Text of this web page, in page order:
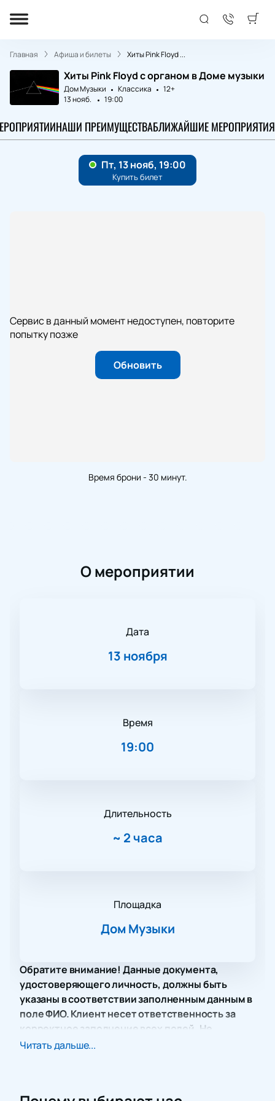
Главная Афиша и билеты Хиты Pink Floyd ...
Хиты Pink Floyd c органом в Доме музыки
Дом Музыки Классика
12+
13 нояб.
19:00
НАШИ ПРЕИМУЩЕСТВАБЛИЖАЙШИЕ МЕРОПРИЯТИЯ
Сервис в данный момент недоступен, повторите
попытку позже
Обновить
Время брони - 30 минут.
О мероприятии
Дата
13 ноября
Время
19:00
Длительность
~ 2 часа
Площадка
Дом Музыки
Обратите внимание! Данные документа,
удостоверяющего личность, должны быть
указаны в соответствии заполненным данным в
поле ФИО. Клиент несет ответственность за
корректное заполнение всех полей. Не
забудьте взять документ с собой!
Читать дальше...